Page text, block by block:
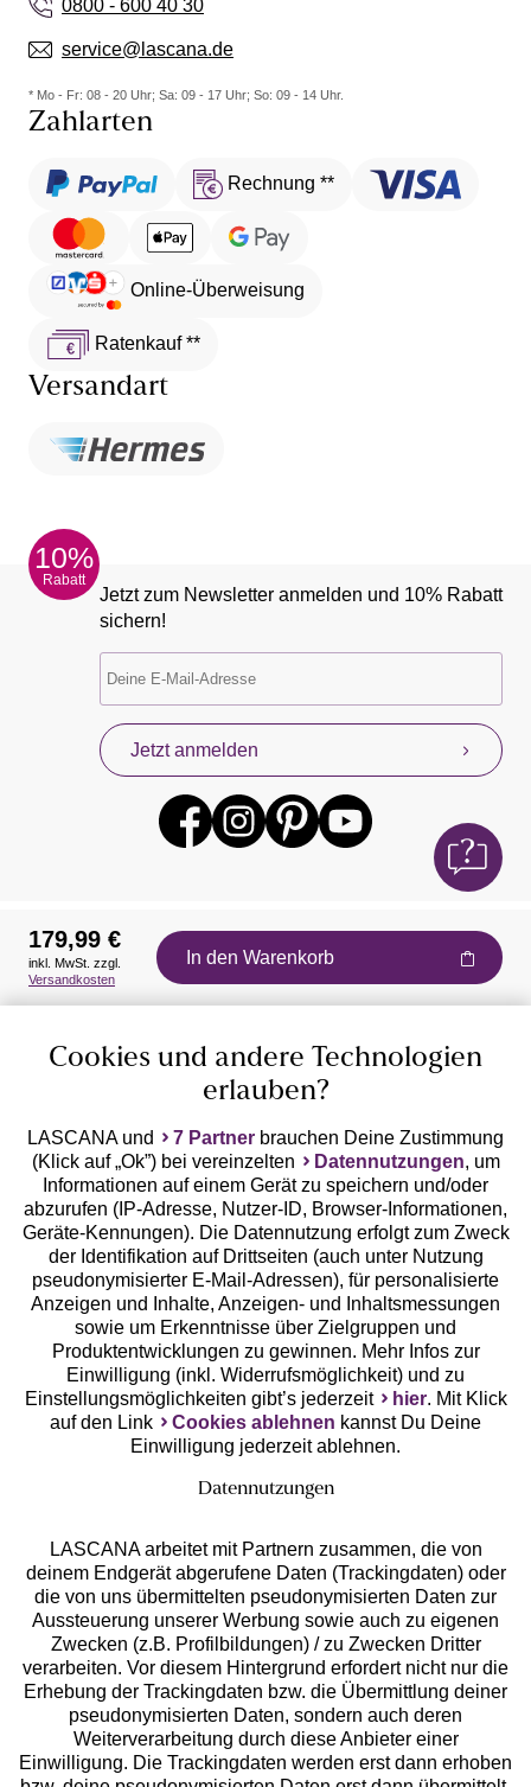
0800 - 600 40 30
service@lascana.de
* Mo - Fr: 08 - 20 Uhr; Sa: 09 - 17 Uhr; So: 09 - 14 Uhr.
Zahlarten
Rechnung **
Online-Überweisung
Ratenkauf **
Versandart
10%
Rabatt
Jetzt zum Newsletter anmelden und 10% Rabatt
sichern!
Jetzt anmelden
Auszeichnungen
Geprüfte Sicherheit
Unsere Apps
Services
Beratung
Über uns
179,99 €
inkl. MwSt. zzgl.
Versandkosten
In den Warenkorb
Cookies und andere Technologien
erlauben?
LASCANA und 7 Partner brauchen Deine Zustimmung
(Klick auf „Ok”) bei vereinzelten
Datennutzungen, um
Informationen auf einem Gerät zu speichern und/oder
abzurufen (IP-Adresse, Nutzer-ID, Browser-Informationen,
Geräte-Kennungen). Die Datennutzung erfolgt zum Zweck
der Identifikation auf Drittseiten (auch unter Nutzung
pseudonymisierter E-Mail-Adressen), für personalisierte
Anzeigen und Inhalte, Anzeigen- und Inhaltsmessungen
sowie um Erkenntnisse über Zielgruppen und
Produktentwicklungen zu gewinnen. Mehr Infos zur
Einwilligung (inkl. Widerrufsmöglichkeit) und zu
Einstellungsmöglichkeiten gibt’s jederzeit
hier. Mit Klick
auf den Link
Cookies ablehnen kannst Du Deine
Einwilligung jederzeit ablehnen.
Datennutzungen
LASCANA arbeitet mit Partnern zusammen, die von
deinem Endgerät abgerufene Daten (Trackingdaten) oder
die von uns übermittelten pseudonymisierten Daten zur
Aussteuerung unserer Werbung sowie auch zu eigenen
Zwecken (z.B. Profilbildungen) / zu Zwecken Dritter
verarbeiten. Vor diesem Hintergrund erfordert nicht nur die
Erhebung der Trackingdaten bzw. die Übermittlung deiner
pseudonymisierten Daten, sondern auch deren
Weiterverarbeitung durch diese Anbieter einer
Einwilligung. Die Trackingdaten werden erst dann erhoben